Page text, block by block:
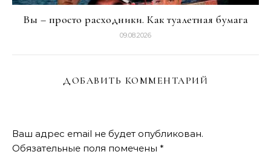
Вы – просто расходники. Как туалетная бумага
09.08.2026
ДОБАВИТЬ КОММЕНТАРИЙ
Ваш адрес email не будет опубликован.
Обязательные поля помечены *